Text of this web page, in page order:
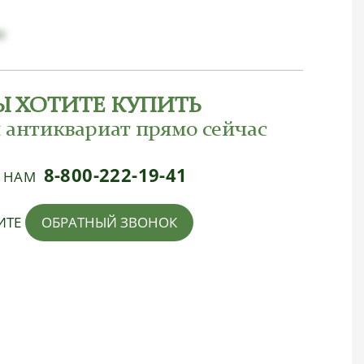
ХОТИТЕ КУПИТЬ
прямо сейчас
НАМ 8-800-222-19-41
ОБРАТНЫЙ ЗВОНОК